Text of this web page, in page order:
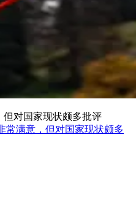
对国家现状颇多批评
常满意，但对国家现状颇多